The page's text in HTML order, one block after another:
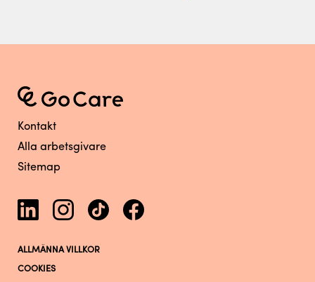
Kontakt
Alla arbetsgivare
Sitemap
ALLMÄNNA VILLKOR
COOKIES